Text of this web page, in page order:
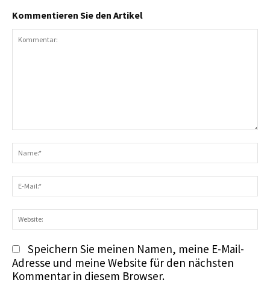
Kommentieren Sie den Artikel
Speichern Sie meinen Namen, meine E-Mail-
Adresse und meine Website für den nächsten
Kommentar in diesem Browser.